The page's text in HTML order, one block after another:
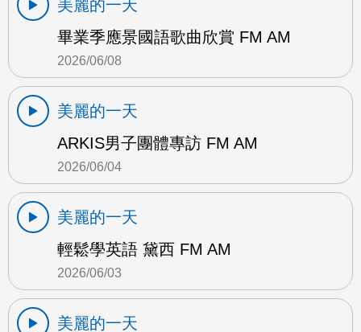
美麗的一天
畢業季應景國語歌曲欣賞 FM AM
2026/06/08
美麗的一天
ARKIS男子團體專訪 FM AM
2026/06/04
美麗的一天
輕鬆學英語 黛西 FM AM
2026/06/03
美麗的一天